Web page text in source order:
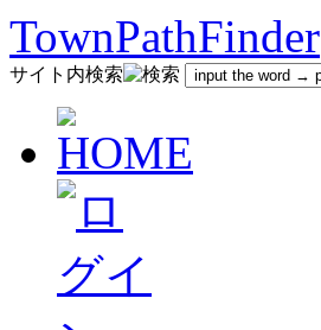
TownPathFinder
サイト内検索